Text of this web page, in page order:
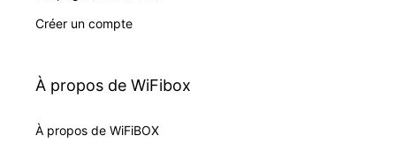
Créer un compte
À propos de WiFibox
À propos de WiFiBOX